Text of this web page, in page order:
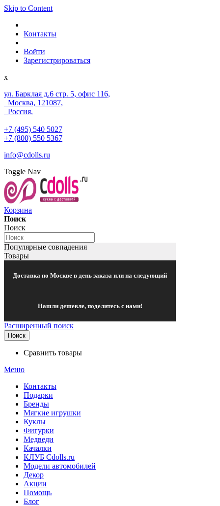
Skip to Content
Контакты
Войти
Зарегистрироваться
x
ул. Барклая д.6 стр. 5, офис 116,
Москва, 121087,
Россия.
+7 (495) 540 5027
+7 (800) 550 5367
info@cdolls.ru
Toggle Nav
Корзина
Поиск
Поиск
Популярные совпадения
Товары
Доставка по Москве в день заказа или на следующий
Нашли дешевле, поделитесь с нами!
Расширенный поиск
Поиск
Сравнить товары
Меню
Контакты
Подарки
Бренды
Мягкие игрушки
Куклы
Фигурки
Медведи
Качалки
КЛУБ Cdolls.ru
Модели автомобилей
Декор
Акции
Помощь
Блог